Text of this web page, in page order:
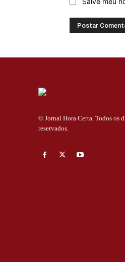
© Jornal Hora Certa. Todos os
reservados.